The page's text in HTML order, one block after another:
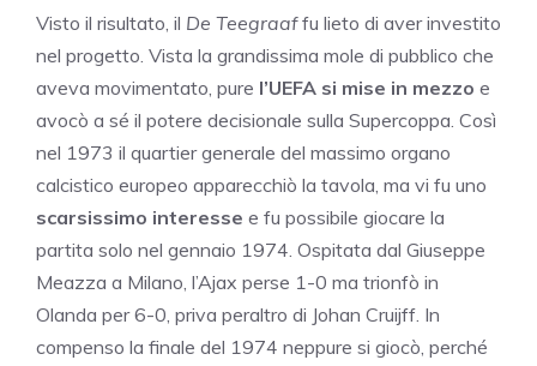
Visto il risultato, il De Teegraaffu lieto di aver investito
nel progetto. Vista la grandissima mole di pubblico che
aveva movimentato, pure l’UEFA si mise in mezzo e
avocò a sé il potere decisionale sulla Supercoppa. Così
nel 1973 il quartier generale del massimo organo
calcistico europeo apparecchiò la tavola, ma vi fu uno
scarsissimo interesse e fu possibile giocare la
partita solo nel gennaio 1974. Ospitata dal Giuseppe
Meazza a Milano, l’Ajax perse 1-0 ma trionfò in
Olanda per 6-0, priva peraltro di Johan Cruijff. In
compenso la finale del 1974 neppure si giocò, perché